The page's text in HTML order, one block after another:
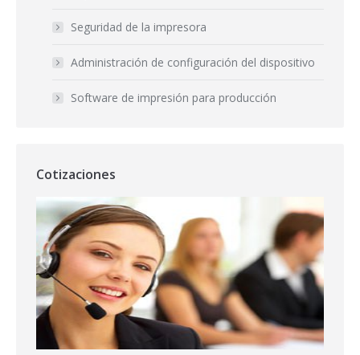
Seguridad de la impresora
Administración de configuración del dispositivo
Software de impresión para producción
Cotizaciones